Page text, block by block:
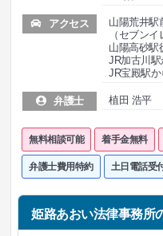
アクセス
山陽荒井駅
（セブンイ
山陽高砂駅
JR加古川
JR宝殿駅
弁護士 植田 浩平
無料相談可能 着手金無料
弁護士費用特約 土日電話受
姫路あおい法律事務所